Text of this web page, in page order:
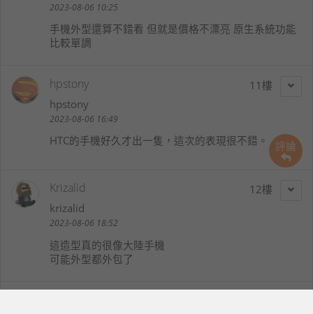
評論
2023-08-06 10:25
手機外型還算不錯看 但就是價格不漂亮 原生系統功能
比較單調
11
hpstony
hpstony
2023-08-06 16:49
HTC的手機好久才出一隻，這次的表現很不錯。
12
Krizalid
krizalid
2023-08-06 18:52
這造型真的很像大陸手機
可能外型都外包了